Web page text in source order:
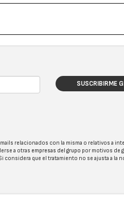
SUSCRIBIRME
relacionados con la misma o relativos a
a otras empresas del grupo por motivos de
considera que el tratamiento no se ajusta a la